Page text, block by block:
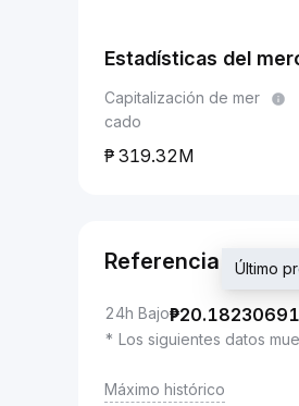
Estadísticas del
Capitalización de mer
cado
319.32M
Referencia
24h Bajo₱
Último
* Los siguientes datos
Máximo histórico